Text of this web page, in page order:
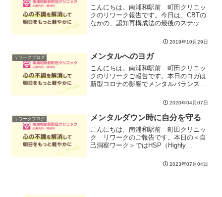
こんにちは。南浦和駅前 町田クリニッ
クのリワーク報告です。今日は、CBTの
なかの、認知再構成法の最後のステップ
い自動思考を定め、様々な角度から検討
してみました。今回は、それらの質問へ
の答を素材にしながら、...
2019年10月29日
リワークブログ メンタルへのヨガ
こんにちは。南浦和駅前 町田クリニッ
クのリワークご報告です。本日のヨガは
新型コロナの影響でメンタルバランスが
吸法をとりいれながら、行いました。ヨ
ガはアーサナ（ポーズ）をとりながら、
呼吸を整え、背骨を動かし...
2020年04月07日
リワークブログ メンタルダウン時に自分を守る
こんにちは。南浦和駅前 町田クリニッ
ク リワークのご報告です。本日の＜自
己洞察ワーク＞ではHSP（Highly
細な人～ の傾向について取り組みまし
た。生まれつきその傾向が強い人の他
2023年07月04日